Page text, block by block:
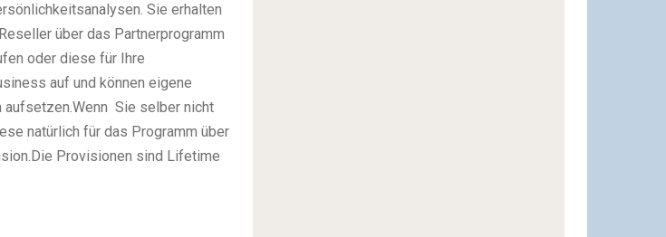
Sie erhalten
über das Partnerprogramm
oder diese für Ihre
auf und können eigene
aufsetzen.Wenn Sie selber nicht
natürlich für das Programm über
Die Provisionen sind Lifetime